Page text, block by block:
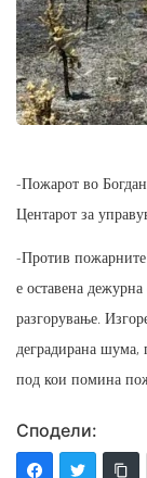
-Пожарот во
Центарот за
-Против пожарните
е оставена
разгорување.
деградирана
под кои помина
Сподели: